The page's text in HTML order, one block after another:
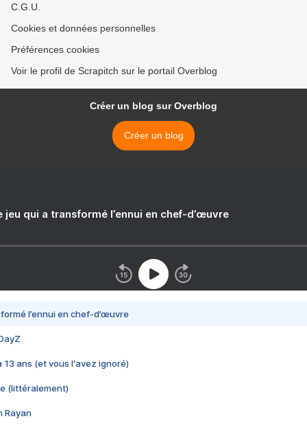
C.G.U.
Cookies et données personnelles
Préférences cookies
Voir le profil de Scrapitch sur le portail Overblog
Créer un blog sur Overblog
Créer un blog
jeu qui a transformé l’ennui en chef-d’œuvre
l’ennui en chef-d’œuvre
13 ans (et vous l'avez ignoré)
(littéralement)
Rayan